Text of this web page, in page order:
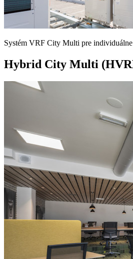
Systém VRF City Multi pre
Hybrid City Multi